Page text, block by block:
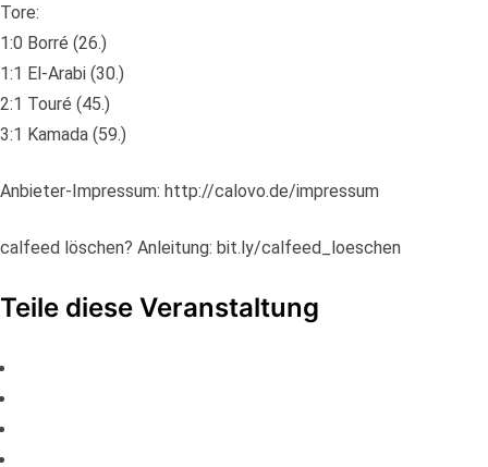
Tore:
1:0 Borré (26.)
1:1 El-Arabi (30.)
2:1 Touré (45.)
3:1 Kamada (59.)
Anbieter-Impressum: http://calovo.de/impressum
calfeed löschen? Anleitung: bit.ly/calfeed_loeschen
Teile diese Veranstaltung